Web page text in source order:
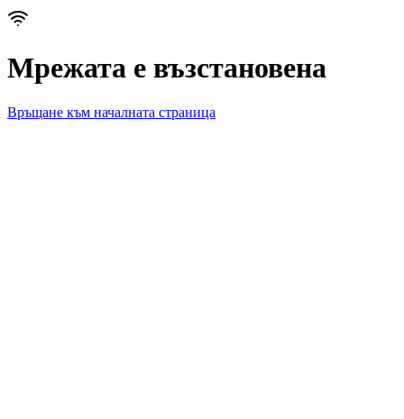
Мрежата е възстановена
Връщане към началната страница